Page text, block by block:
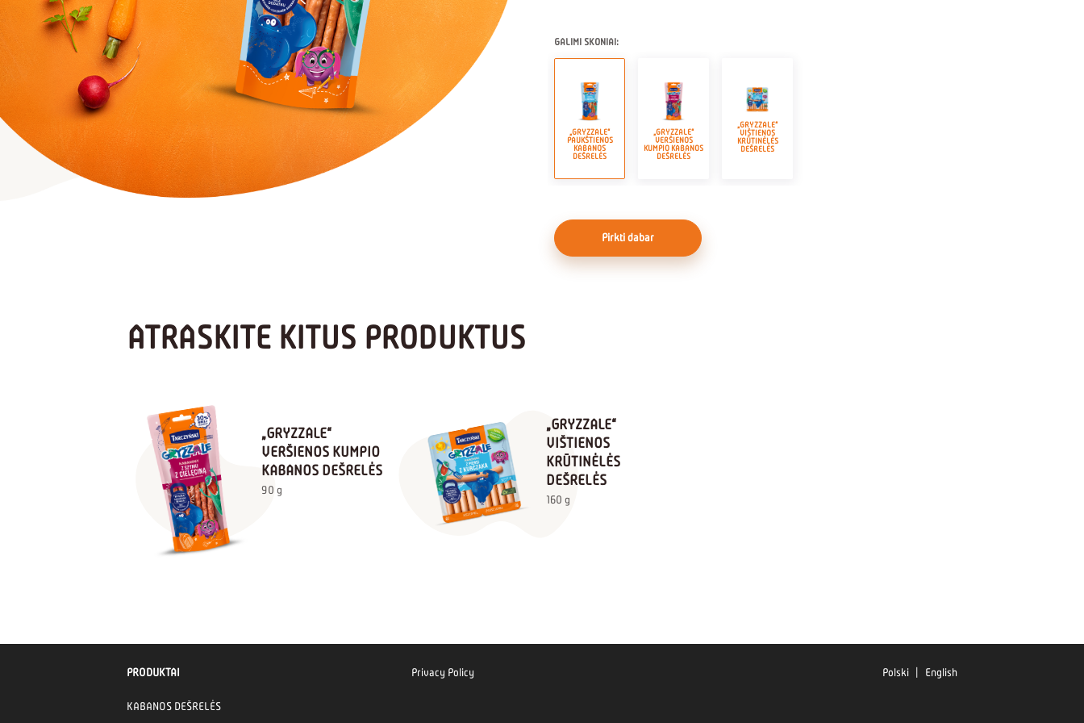
GALIMI SKONIAI:
„GRYZZALE“
PAUKŠTIENOS
KABANOS
DEŠRELĖS
„GRYZZALE“
VERŠIENOS
KUMPIO KABANOS
DEŠRELĖS
„GRYZZALE“
VIŠTIENOS
KRŪTINĖLĖS
DEŠRELĖS
Pirkti dabar
ATRASKITE KITUS PRODUKTUS
„GRYZZALE“
VERŠIENOS KUMPIO
KABANOS DEŠRELĖS
90 g
„GRYZZALE“
VIŠTIENOS
KRŪTINĖLĖS
DEŠRELĖS
160 g
PRODUKTAI
KABANOS DEŠRELĖS
Privacy Policy Polski English